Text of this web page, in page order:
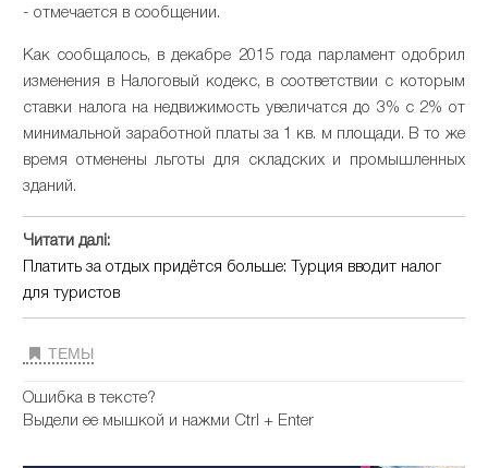
- отмечается в сообщении.
Как сообщалось, в декабре 2015 года парламент одобрил
изменения в Налоговый кодекс, в соответствии с которым
ставки налога на недвижимость увеличатся до 3% с 2% от
минимальной заработной платы за 1 кв. м площади. В то же
время отменены льготы для складских и промышленных
зданий.
Читати далі:
Платить за отдых придётся больше: Турция вводит налог
для туристов
ТЕМЫ
Ошибка в тексте?
Выдели ее мышкой и нажми Ctrl + Enter